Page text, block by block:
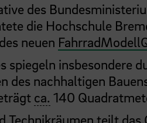
des
die Hochschule
neuen
spiegeln insbesondere
des nachhaltigen
ca. 140
teilt das